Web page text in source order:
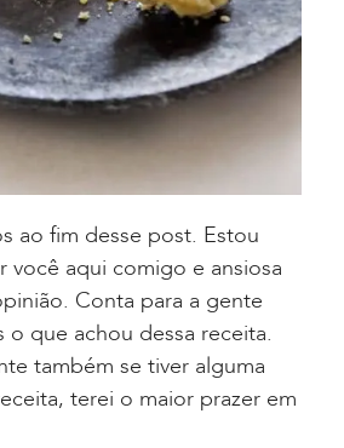
ao fim desse post. Estou
você aqui comigo e ansiosa
Conta para a gente
o que achou dessa receita.
também se tiver alguma
terei o maior prazer em